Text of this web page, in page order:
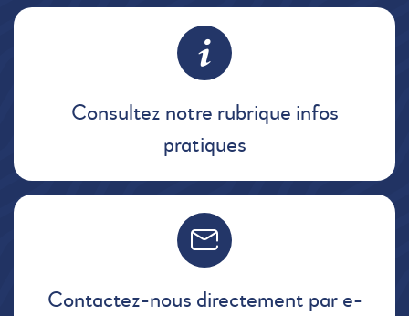
Consultez notre rubrique infos
pratiques
Contactez-nous directement par e-